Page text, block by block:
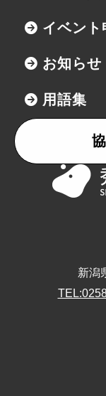
イベント
お知らせ
用語集
新潟